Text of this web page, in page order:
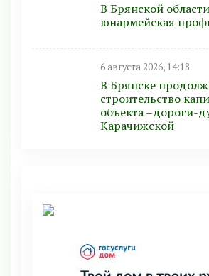
В Брянской
юнармейская
6 августа 2026, 14:18
В Брянске
строительство
объекта –дороги-
Карачижской